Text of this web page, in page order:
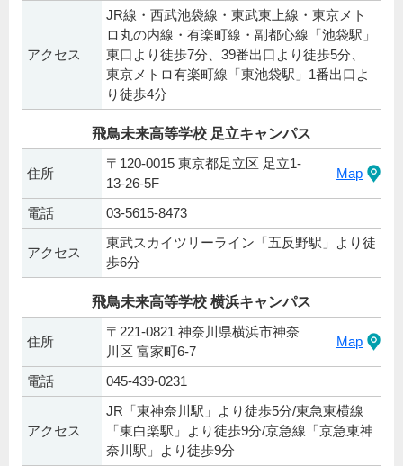
アクセス
JR線・西武池袋線・東武東上線・東京メト
ロ丸の内線・有楽町線・副都心線「池袋駅」
東口より徒歩7分、39番出口より徒歩5分、
東京メトロ有楽町線「東池袋駅」1番出口よ
り徒歩4分
飛鳥未来高等学校 足立キャンパス
住所
〒120-0015 東京都足立区 足立1-
13-26-5F
Map
電話 03-5615-8473
アクセス
東武スカイツリーライン「五反野駅」より徒
歩6分
飛鳥未来高等学校 横浜キャンパス
住所
〒221-0821 神奈川県横浜市神奈
川区 富家町6-7
Map
電話 045-439-0231
アクセス
JR「東神奈川駅」より徒歩5分/東急東横線
「東白楽駅」より徒歩9分/京急線「京急東神
奈川駅」より徒歩9分